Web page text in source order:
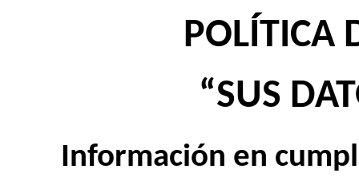
POLÍTICA
“SUS
Información en